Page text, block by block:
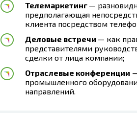
Телемаркетинг —
предполагающая
клиента посредством
Деловые встречи — как
представителями
сделки от лица компании;
Отраслевые конференции
промышленного
направлений.